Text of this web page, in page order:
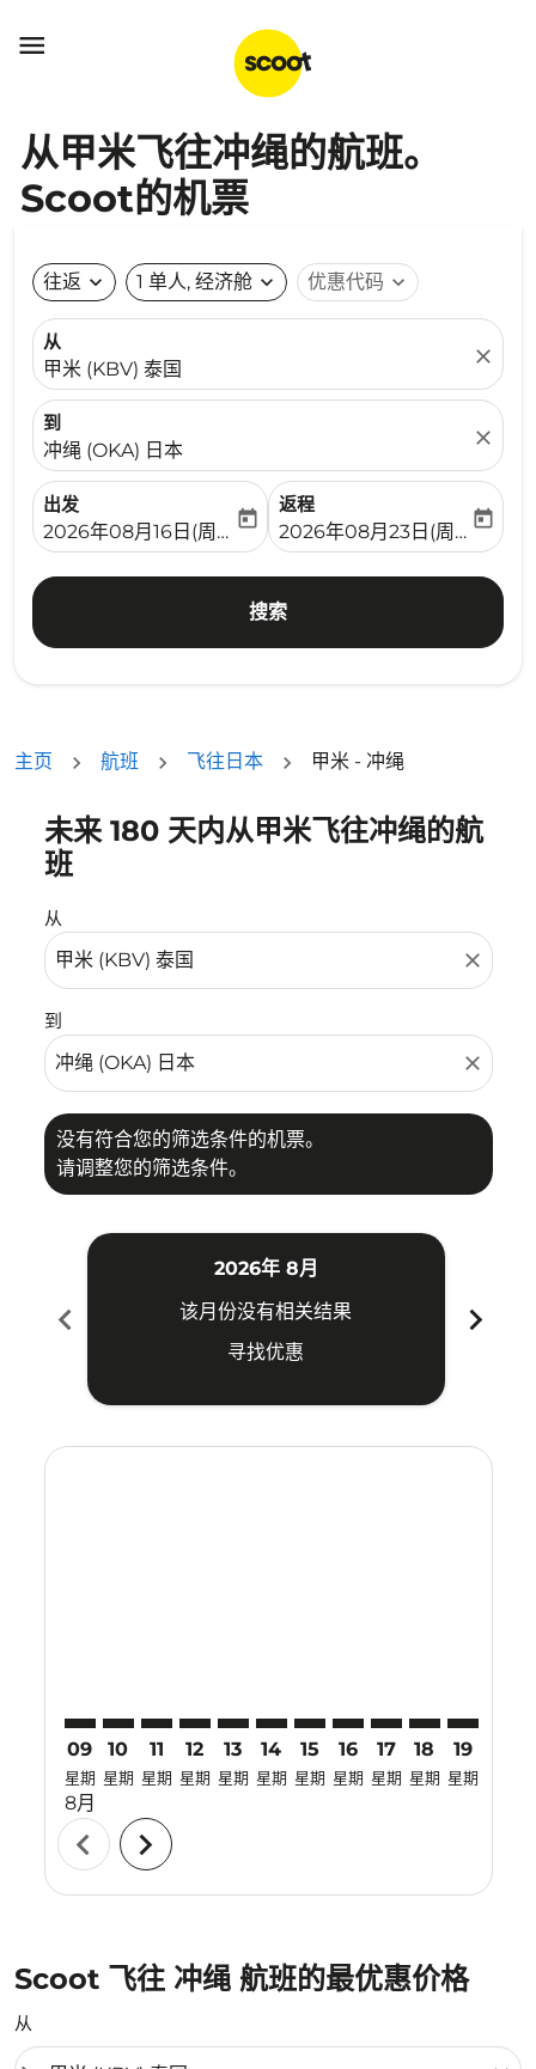

从甲米飞往冲绳的航班。
Scoot的机票
往返 expand_more 1 单人, 经济舱 expand_more 优惠代码 expand_more
从
甲米 (KBV) 泰国
close
到
冲绳 (OKA) 日本
close
出发
fc-booking-departure-date-aria-label
2026年08月16日(周日)
today
返程
fc-booking-return-date-
2026年08月23日(周日)
today
搜索
主页 航班 飞往日本 甲米 - 冲绳
未来 180 天内从甲米飞往冲绳的航
班
从
close
到
close
没有符合您的筛选条件的机票。
请调整您的筛选条件。
没有符合您的筛选条件的机票。请调整您的筛选条件。
chevron_left
2026年 8月
该月份没有相关结果
寻找优惠
chevron_right
09
星期
8月
10
星期
11
星期
12
星期
13
星期
14
星期
15
星期
16
星期
17
星期
18
星期
19
星期
chevron_left chevron_right
Scoot 飞往 冲绳 航班的最优惠价格
从